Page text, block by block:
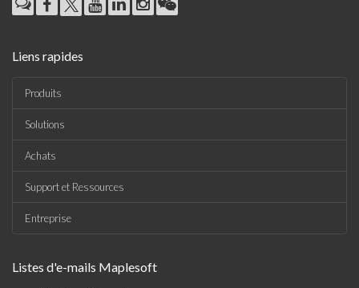
Liens rapides
Produits
Solutions
Achats
Support et Ressources
Entreprise
Listes d'e-mails Maplesoft